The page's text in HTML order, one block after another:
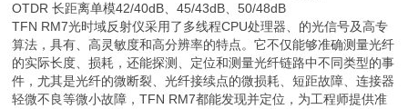
OTDR 长距离单模42/40dB、45/43dB、50/48dB
TFN RM7光时域反射仪采用了多线程CPU处理器、的光信号及高专
算法，具有、高灵敏度和高分辨率的特点。它不仅能够准确测量光纤
的实际长度、损耗，还能探测、定位和测量光纤链路中不同类型的事
件，尤其是光纤的微断裂、光纤接续点的微损耗、短距故障、连接器
轻微不良等微小故障，TFN RM7都能发现并定位，为工程师提供准